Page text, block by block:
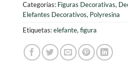
Categorías: Figuras Decorativas,
Elefantes Decorativos, Polyresina
Etiquetas:elefante,figura